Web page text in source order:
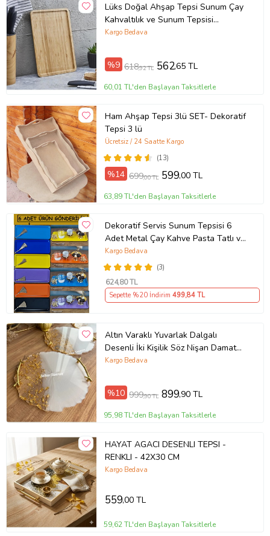
Lüks Doğal Ahşap Tepsi Sunum Çay
Kahvaltılık ve Sunum Tepsisi
33x23cm
Kargo Bedava
%9 618,92 TL 562,65 TL
60,01 TL'den Başlayan Taksitlerle
Ham Ahşap Tepsi 3lü SET- Dekoratif
Tepsi 3 lü
(13)
Ücretsiz / 24 Saatte Kargo
%14 699,00 TL 599,00 TL
63,89 TL'den Başlayan Taksitlerle
Dekoratif Servis Sunum Tepsisi 6
Adet Metal Çay Kahve Pasta Tatlı ve
Kahvaltı Tepsisi (Çok Renkli)
(3)
Kargo Bedava
624,80 TL
Sepette %20 İndirim 499,84 TL
Altın Varaklı Yuvarlak Dalgalı
Desenli İki Kişilik Söz Nişan Damat
Epoksi Tepsisi - 24-26 Cm Çap
Kargo Bedava
%10 999,90 TL 899,90 TL
95,98 TL'den Başlayan Taksitlerle
HAYAT AGACI DESENLI TEPSI -
RENKLI - 42X30 CM
Kargo Bedava
559,00 TL
59,62 TL'den Başlayan Taksitlerle